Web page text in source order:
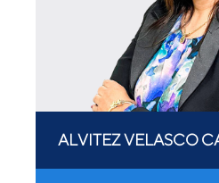
ALVITEZ VELASCO